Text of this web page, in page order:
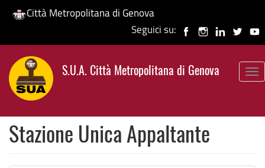
Salta
contenuto
principale
Città Metropolitana di Genova
Seguici su:
S.U.A. Città Metropolitana di Genova
Stazione Unica Appaltante